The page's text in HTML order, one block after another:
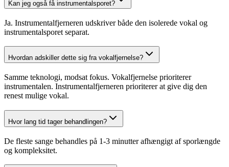
Kan jeg også få instrumentalsporet?
Ja. Instrumentalfjerneren udskriver både den isolerede vokal og
instrumentalsporet separat.
Hvordan adskiller dette sig fra vokalfjernelse?
Samme teknologi, modsat fokus. Vokalfjernelse prioriterer
instrumentalen. Instrumentalfjerneren prioriterer at give dig den
renest mulige vokal.
Hvor lang tid tager behandlingen?
De fleste sange behandles på 1-3 minutter afhængigt af sporlængde
og kompleksitet.